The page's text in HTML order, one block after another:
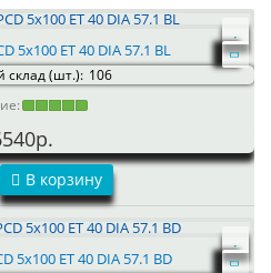
5x100 ET 40 DIA 57.1 BL
склад (шт.): 106
В корзину
5x100 ET 40 DIA 57.1 BD